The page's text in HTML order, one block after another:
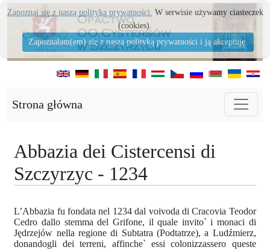
Strona główna
Abbazia dei Cistercensi di
Szczyrzyc - 1234
L’Abbazia fu fondata nel 1234 dal voivoda di Cracovia Teodor
Cedro dallo stemma del Grifone, il quale invito` i monaci di
Jędrzejów nella regione di Subtatra (Podtatrze), a Ludźmierz,
donandogli dei terreni, affinche` essi colonizzassero queste
Zapoznaj się z naszą polityka prywatności. W serwisie używamy ciasteczek
(cookies).
Zapoznałam(em) się z naszą polityką prywatności i ją akceptuję.